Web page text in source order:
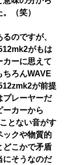
（笑）
のですが、
がもは
カーに思えて
ちろんWAVE
が前提
プレーヤーだ
ーカーから
とない音がす
ックや物質的
どこかで矛盾
にそうなのだ